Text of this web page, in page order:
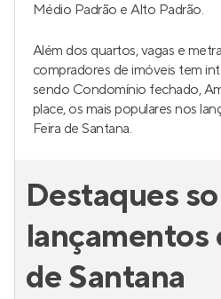
Médio Padrão e Alto Padrão.
Além dos quartos, vagas e
compradores de imóveis tem
sendo Condomínio fechado,
place, os mais populares nos
Feira de Santana.
Destaques
lançamentos
de Santana